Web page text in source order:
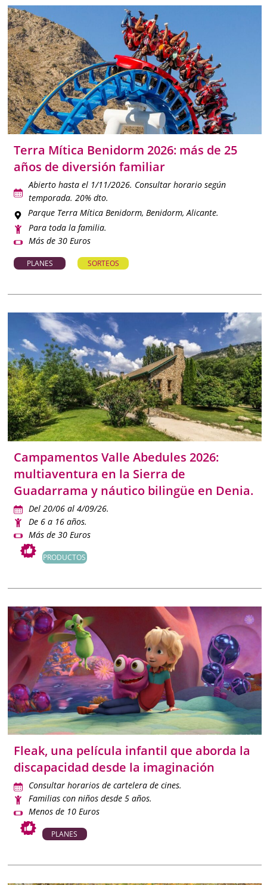
Terra Mítica Benidorm 2026: más de 25
años de diversión familiar
Abierto hasta el 1/11/2026. Consultar horario según
temporada. 20% dto.
Parque Terra Mítica Benidorm, Benidorm, Alicante.
Para toda la familia.
Más de 30 Euros
PLANES SORTEOS
Campamentos Valle Abedules 2026:
multiaventura en la Sierra de
Guadarrama y náutico bilingüe en Denia.
Del 20/06 al 4/09/26.
De 6 a 16 años.
Más de 30 Euros
PRODUCTOS
Fleak, una película infantil que aborda la
discapacidad desde la imaginación
Consultar horarios de cartelera de cines.
Familias con niños desde 5 años.
Menos de 10 Euros
PLANES